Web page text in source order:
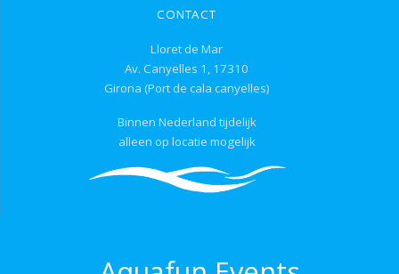
CONTACT
Lloret de Mar
Av. Canyelles 1, 17310
Girona (Port de cala canyelles)
Binnen Nederland tijdelijk
alleen op locatie mogelijk